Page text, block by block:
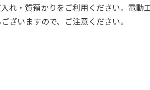
れ・質預かりをご利用ください。電動
ざいますので、ご注意ください。